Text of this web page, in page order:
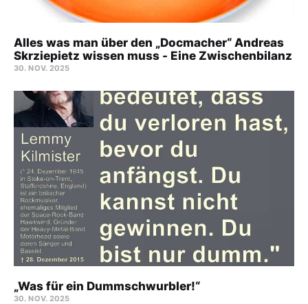
Alles was man über den „Docmacher“ Andreas
Skrziepietz wissen muss - Eine Zwischenbilanz
30. NOV. 2025
„Was für ein Dummschwurbler!“
30. NOV. 2025